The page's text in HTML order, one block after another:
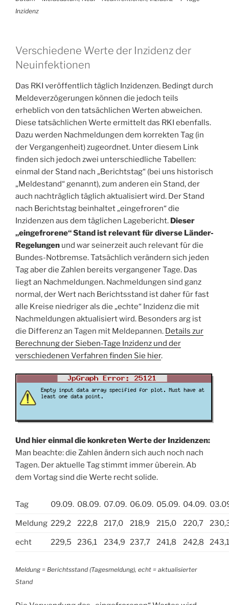
Inzidenz
Verschiedene Werte der Inzidenz der
Neuinfektionen
Das RKI veröffentlich täglich Inzidenzen. Bedingt durch
Meldeverzögerungen können die jedoch teils
erheblich von den tatsächlichen Werten abweichen.
Diese tatsächlichen Werte ermittelt das RKI ebenfalls.
Dazu werden Nachmeldungen dem korrekten Tag (in
der Vergangenheit) zugeordnet. Unter diesem Link
finden sich jedoch zwei unterschiedliche Tabellen:
einmal der Stand nach „Berichtstag“ (bei uns historisch
„Meldestand“ genannt), zum anderen ein Stand, der
auch nachträglich täglich aktualisiert wird. Der Stand
nach Berichtstag beinhaltet „eingefroren“ die
Inzidenzen aus dem täglichen Lagebericht. Dieser
„eingefrorene“ Stand ist relevant für diverse Länder-
Regelungen und war seinerzeit auch relevant für die
Bundes-Notbremse. Tatsächlich verändern sich jeden
Tag aber die Zahlen bereits vergangener Tage. Das
liegt an Nachmeldungen. Nachmeldungen sind ganz
normal, der Wert nach Berichtsstand ist daher für fast
alle Kreise niedriger als die „echte“ Inzidenz die mit
Nachmeldungen aktualisiert wird. Besonders arg ist
die Differenz an Tagen mit Meldepannen. Details zur
Berechnung der Sieben-Tage Inzidenz und der
verschiedenen Verfahren finden Sie hier.
Und hier einmal die konkreten Werte der Inzidenzen:
Man beachte: die Zahlen ändern sich auch noch nach
Tagen. Der aktuelle Tag stimmt immer überein. Ab
dem Vortag sind die Werte recht solide.
Tag 09.09. 08.09. 07.09. 06.09. 05.09. 04.09.
Meldung 229,2 222,8 217,0 218,9 215,0 220,7
echt 229,5 236,1 234,9 237,7 241,8 242,8 243,1
Meldung = Berichtsstand (Tagesmeldung), echt = aktualisierter
Stand